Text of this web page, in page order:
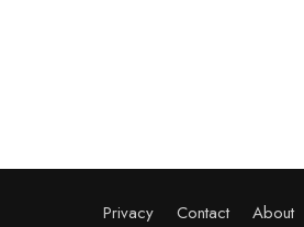
Privacy Contact About